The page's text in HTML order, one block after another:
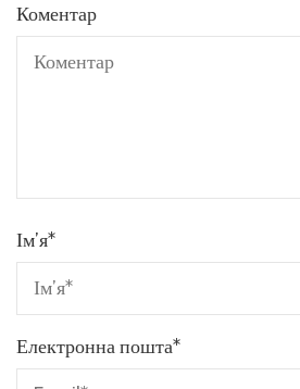
Коментар
Ім’я*
Електронна пошта*